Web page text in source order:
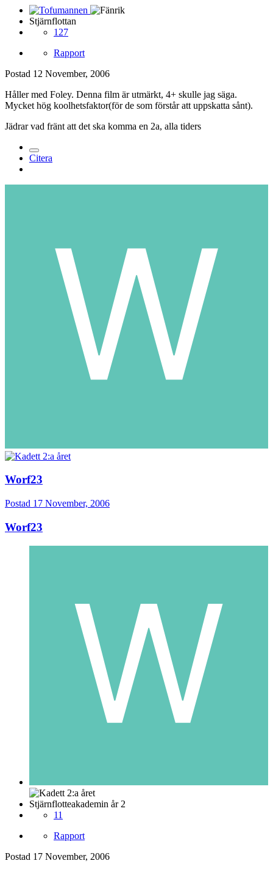
Stjärnflottan
127
Rapport
Postad 12 November, 2006
Håller med Foley. Denna film är utmärkt, 4+ skulle jag säga.
Mycket hög koolhetsfaktor(för de som förstår att uppskatta sånt).
Jädrar vad fränt att det ska komma en 2a, alla tiders
Citera
Worf23
Postad 17 November, 2006
Worf23
Stjärnflotteakademin år 2
11
Rapport
Postad 17 November, 2006